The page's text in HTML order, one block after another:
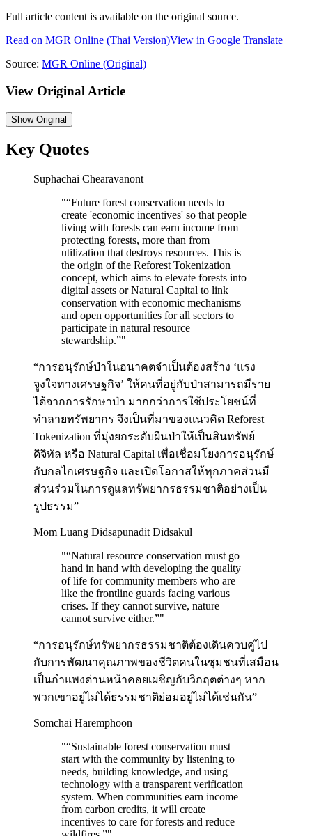
Full article content is available on the original source.
Read on MGR Online (Thai Version)View in Google Translate
Source: MGR Online (Original)
View Original Article
ShowOriginal
Key Quotes
Suphachai Chearavanont
"“Future forest conservation needs to
create 'economic incentives' so that people
living with forests can earn income from
protecting forests, more than from
utilization that destroys resources. This is
the origin of the Reforest Tokenization
concept, which aims to elevate forests into
digital assets or Natural Capital to link
conservation with economic mechanisms
and open opportunities for all sectors to
participate in natural resource
stewardship.”"
“การอนุรักษ์ป่าในอนาคตจำเป็นต้องสร้าง ‘แรง
จูงใจทางเศรษฐกิจ’ ให้คนที่อยู่กับป่าสามารถมีราย
ได้จากการรักษาป่า มากกว่าการใช้ประโยชน์ที่
ทำลายทรัพยากร จึงเป็นที่มาของแนวคิด Reforest
Tokenization ที่มุ่งยกระดับผืนป่าให้เป็นสินทรัพย์
ดิจิทัล หรือ Natural Capital เพื่อเชื่อมโยงการอนุรักษ์
กับกลไกเศรษฐกิจ และเปิดโอกาสให้ทุกภาคส่วนมี
ส่วนร่วมในการดูแลทรัพยากรธรรมชาติอย่างเป็น
รูปธรรม”
Mom Luang Didsapunadit Didsakul
"“Natural resource conservation must go
hand in hand with developing the quality
of life for community members who are
like the frontline guards facing various
crises. If they cannot survive, nature
cannot survive either.”"
“การอนุรักษ์ทรัพยากรธรรมชาติต้องเดินควบคู่ไป
กับการพัฒนาคุณภาพของชีวิตคนในชุมชนที่เสมือน
เป็นกำแพงด่านหน้าคอยเผชิญกับวิกฤตต่างๆ หาก
พวกเขาอยู่ไม่ได้ธรรมชาติย่อมอยู่ไม่ได้เช่นกัน”
Somchai Haremphoon
"“Sustainable forest conservation must
start with the community by listening to
needs, building knowledge, and using
technology with a transparent verification
system. When communities earn income
from carbon credits, it will create
incentives to care for forests and reduce